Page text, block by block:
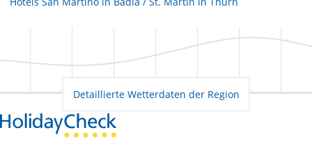
Detaillierte Wetterdaten der Region